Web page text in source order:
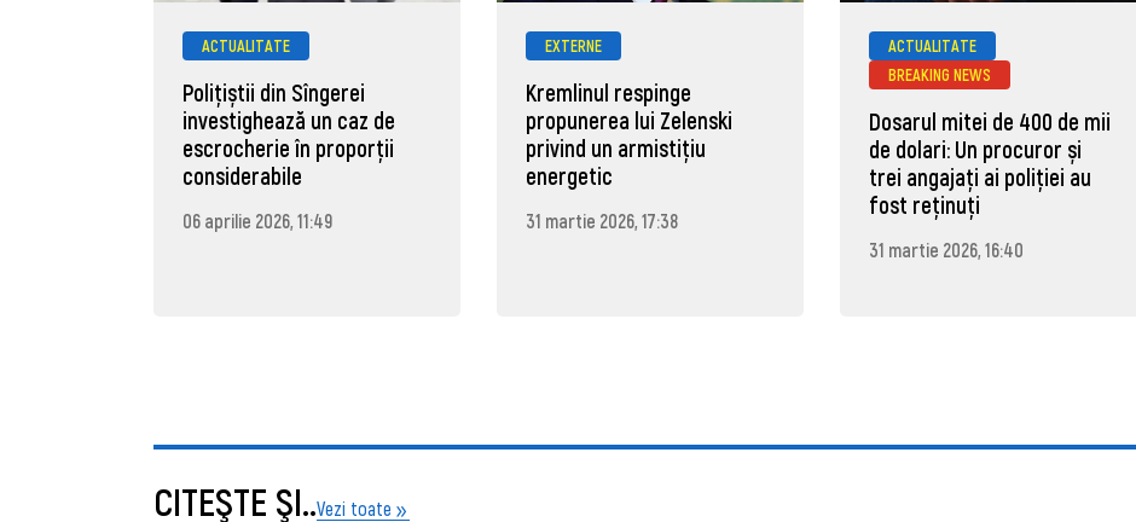
ACTUALITATE
Polițiștii din Sîngerei
investighează un caz de
escrocherie în proporții
considerabile
06 aprilie 2026, 11:49
EXTERNE
Kremlinul respinge
propunerea lui Zelenski
privind un armistițiu
energetic
31 martie 2026, 17:38
ACTUALITATE
BREAKING NEWS
Dosarul mitei de 400 de mii
de dolari: Un procuror și
trei angajați ai poliției au
fost reținuți
31 martie 2026, 16:40
CITEŞTE ŞI..Vezi toate